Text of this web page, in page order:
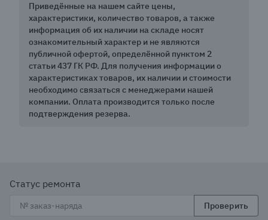
Приведённые на нашем сайте цены,
характеристики, количество товаров, а также
информация об их наличии на складе носят
ознакомительный характер и не являются
публичной офертой, определённой пунктом 2
статьи 437 ГК РФ. Для получения информации о
характеристиках товаров, их наличии и стоимости
необходимо связаться с менеджерами нашей
компании. Оплата производится только после
подтверждения резерва.
Статус ремонта
Проверить